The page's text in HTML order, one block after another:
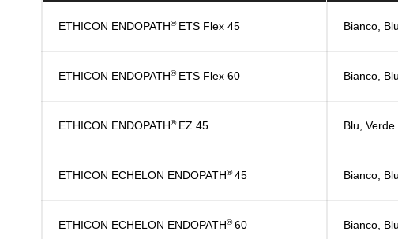
ETHICON ENDOPATH®ETS Flex 45 Bianco,
ETHICON ENDOPATH®ETS Flex 60 Bianco,
ETHICON ENDOPATH®EZ 45 Blu, Verde
ETHICON ECHELON ENDOPATH®45 Bianco,
ETHICON ECHELON ENDOPATH®60 Bianco,